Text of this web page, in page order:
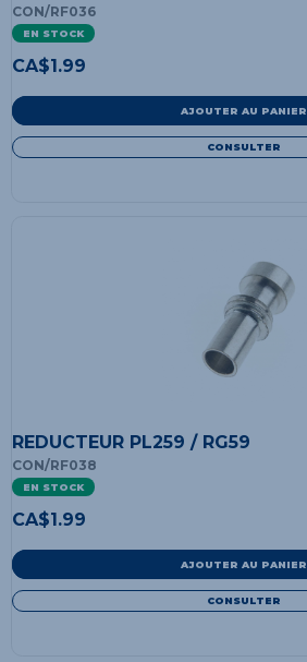
CON/RF036
EN STOCK
CA$1.99
AJOUTER AU PANIER
CONSULTER
REDUCTEUR PL259 / RG59
CON/RF038
EN STOCK
CA$1.99
AJOUTER AU PANIER
CONSULTER